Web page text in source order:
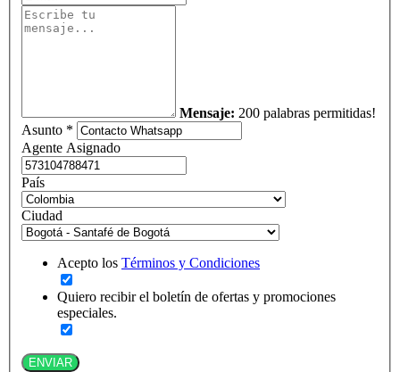
Mensaje: 200 palabras permitidas!
Asunto *
Agente Asignado
País
Ciudad
Acepto los Términos y Condiciones
Quiero recibir el boletín de ofertas y promociones
especiales.
ENVIAR